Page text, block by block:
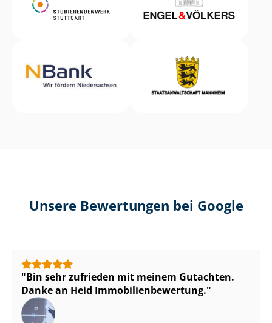
Unsere Bewertungen bei Google
Bin sehr zufrieden mit meinem Gutachten.
Danke an Heid Im­mo­bi­li­en­be­wer­tung.